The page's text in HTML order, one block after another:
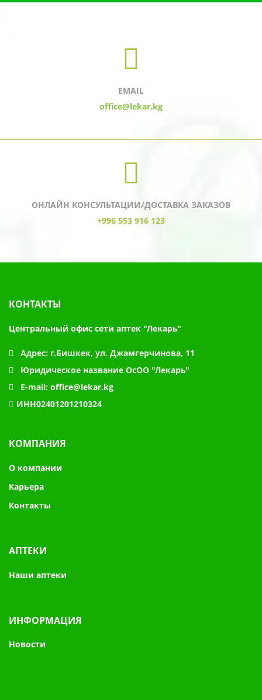
EMAIL
office@lekar.kg
ОНЛАЙН КОНСУЛЬТАЦИИ/ДОСТАВКА ЗАКАЗОВ
+996 553 916 123
КОНТАКТЫ
Центральный офис сети аптек "Лекарь"
Адрес: г.Бишкек, ул. Джамгерчинова, 11
Юридическое название ОсОО "Лекарь"
E-mail: office@lekar.kg
ИНН02401201210324
КОМПАНИЯ
О компании
Карьера
Контакты
АПТЕКИ
Наши аптеки
ИНФОРМАЦИЯ
Новости